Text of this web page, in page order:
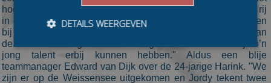
hoogste niveau, maar klopt met nu twee derde plaatsen op rij
in de Alternatieve Elfstedentocht en vier top-10 klasseringen
bij de Weissenseewedstrijden dit jaar zeker op natuurijs aan
de deur van een grote overwinning. "Het is mooi dat wij zo’n
jong talent erbij kunnen hebben." Aldus een blije
teammanager Edward van Dijk over de 24-jarige Harink. "We
zijn er op de Weissensee uitgekomen en Jordy tekent twee
DETAILS WEERGEVEN
Bezoekersgegevens Gerichte advertenties